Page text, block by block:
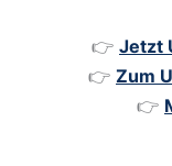
👉 Jetzt
👉 Zum
👉